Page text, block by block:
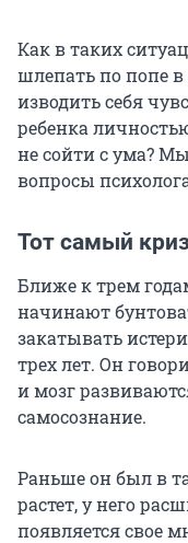
Как в таких
шлепать по попе
изводить себя
ребенка
не сойти с ума?
вопросы
Тот самый
Ближе к трем
начинают
закатывать
трех лет. Он
и мозг
самосознание.
Раньше он был в
растет, у него
появляется свое